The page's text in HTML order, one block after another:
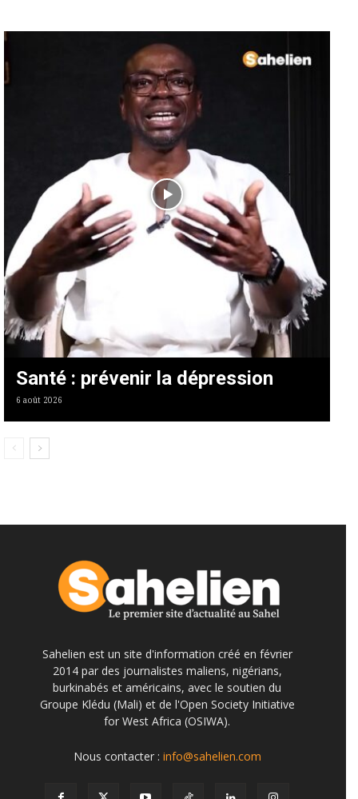
Santé : prévenir la dépression
6 août 2026
Sahelien est un site d'information créé en février
2014 par des journalistes maliens, nigérians,
burkinabés et américains, avec le soutien du
Groupe Klédu (Mali) et de l'Open Society Initiative
for West Africa (OSIWA).
Nous contacter : info@sahelien.com